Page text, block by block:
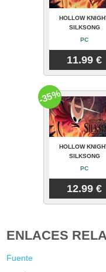
HOLLOW
SILKSONG
PC
11.99 €
HOLLOW
SILKSONG
PC
12.99 €
-35%
ENLACES
Fuente